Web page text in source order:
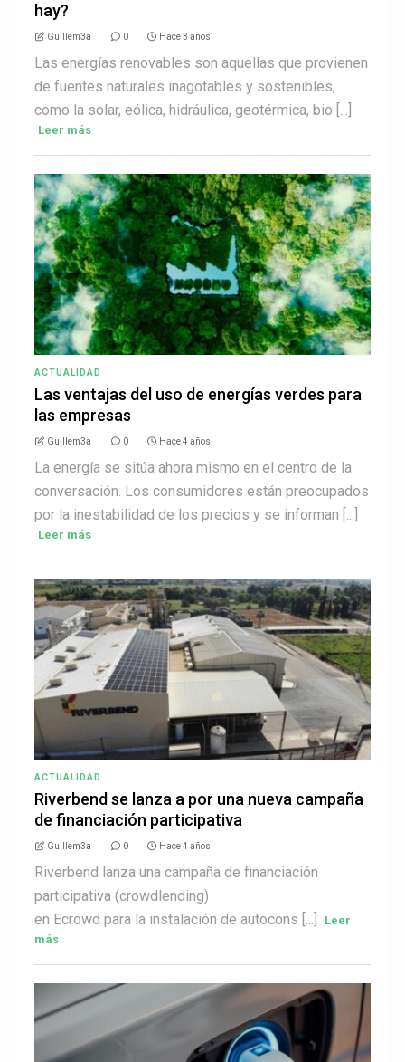
hay?
Guillem3a 0 Hace 3 años
Las energías renovables son aquellas que provienen
de fuentes naturales inagotables y sostenibles,
como la solar, eólica, hidráulica, geotérmica, bio [...]
Leer más
ACTUALIDAD
Las ventajas del uso de energías verdes para
las empresas
Guillem3a 0 Hace 4 años
La energía se sitúa ahora mismo en el centro de la
conversación. Los consumidores están preocupados
por la inestabilidad de los precios y se informan [...]
Leer más
ACTUALIDAD
Riverbend se lanza a por una nueva campaña
de financiación participativa
Guillem3a 0 Hace 4 años
Riverbend lanza una campaña de financiación
participativa (crowdlending)
en Ecrowd para la instalación de autocons [...]
Leer
más